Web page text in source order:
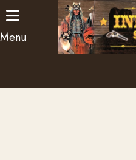
Menu
Panneau de gestion des cookies